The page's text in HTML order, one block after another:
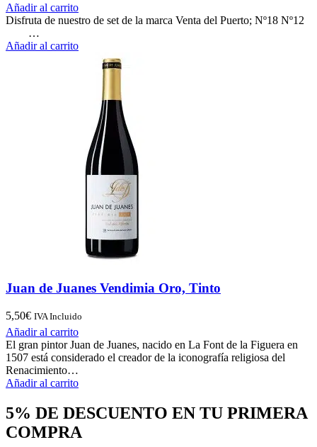
Añadir al carrito
Disfruta de nuestro de set de la marca Venta del Puerto; Nº18 Nº12
…
Añadir al carrito
Juan de Juanes Vendimia Oro, Tinto
5,50€ IVA Incluido
Añadir al carrito
El gran pintor Juan de Juanes, nacido en La Font de la Figuera en
1507 está considerado el creador de la iconografía religiosa del
Renacimiento…
Añadir al carrito
5% DE DESCUENTO EN TU PRIMERA
COMPRA